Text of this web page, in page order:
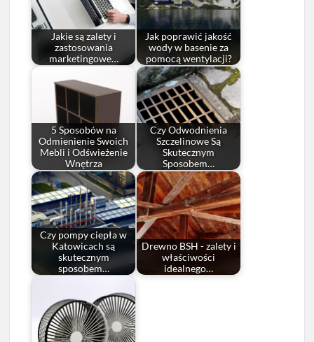
Jakie są zalety i
zastosowania
marketingowe…
Jak poprawić jakość
wody w basenie za
pomocą wentylacji?
5 Sposobów na
Odmienienie Swoich
Mebli i Odświeżenie
Wnętrza
Czy Odwodnienia
Szczelinowe Są
Skutecznym
Sposobem…
Czy pompy ciepła w
Katowicach są
skutecznym
sposobem…
Drewno BSH - zalety i
właściwości
idealnego…